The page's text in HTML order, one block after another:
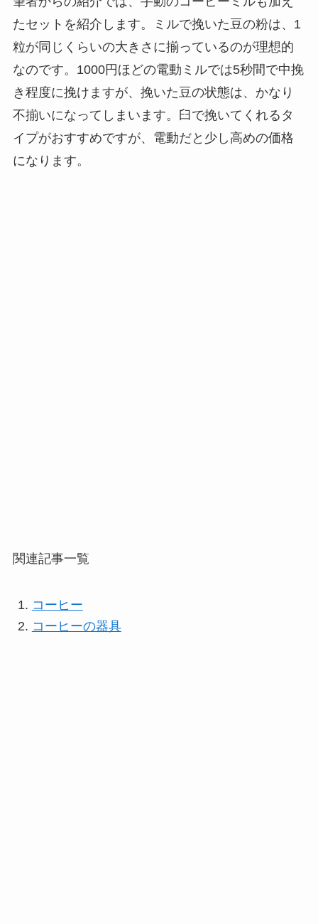
たセットを紹介します。ミルで挽いた豆の粉は、1
粒が同じくらいの大きさに揃っているのが理想的
なのです。1000円ほどの電動ミルでは5秒間で中挽
き程度に挽けますが、挽いた豆の状態は、かなり
不揃いになってしまいます。臼で挽いてくれるタ
イプがおすすめですが、電動だと少し高めの価格
になります。
関連記事一覧
コーヒー
コーヒーの器具